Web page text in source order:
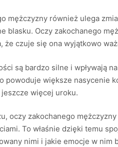
mężczyzny również ulega
blasku. Oczy zakochanego
że czuje się ona wyjątkowo
są bardzo silne i wpływają
powoduje większe nasycenie
więcej uroku.
oczy zakochanego
To właśnie dzięki temu
nimi i jakie emocje w nim